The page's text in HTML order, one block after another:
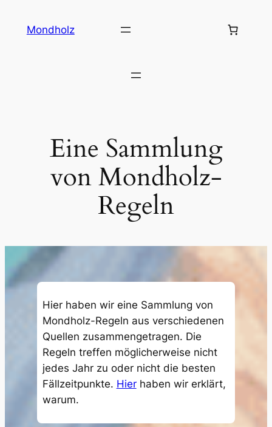
InhaltMondholz
Eine Sammlung
von Mondholz-
Regeln
Hier haben wir eine Sammlung von
Mondholz-Regeln aus verschiedenen
Quellen zusammengetragen. Die
Regeln treffen möglicherweise nicht
jedes Jahr zu oder nicht die besten
Fällzeitpunkte. Hierhaben wir erklärt,
warum.